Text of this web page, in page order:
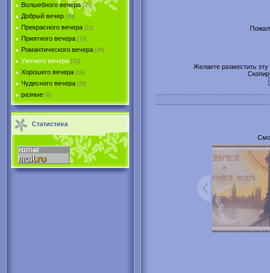
Волшебного вечера [25]
Добрый вечер [33]
Прекрасного вечера [21]
Приятного вечера [35]
Романтического вечера [26]
Уютного вечера [32]
Хорошего вечера [10]
Чудесного вечера [28]
разные [0]
Статистика
Желаете разместить эту